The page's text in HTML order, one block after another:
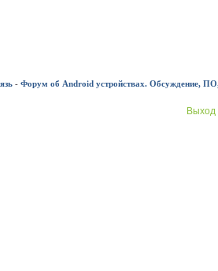
- Форум об Android устройствах. Обсуждение,
Выход